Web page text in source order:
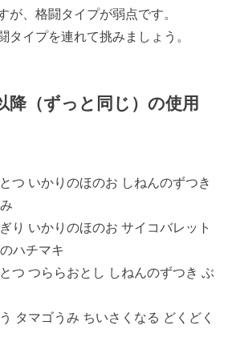
が、格闘タイプが弱点です。
タイプを連れて挑みましょう。
降（ずっと同じ）の使用
つ いかりのほのお しねんのずつき
り いかりのほのお サイコバレット
ハチマキ
つ つららおとし しねんのずつき ぶ
タマゴうみ ちいさくなる どくどく